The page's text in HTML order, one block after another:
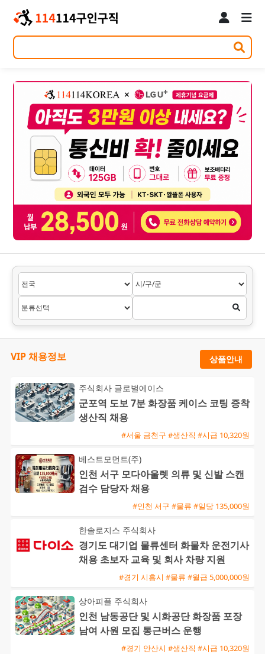
VIP 채용정보 상품안내
주식회사 글로벌에이스
군포역 도보 7분 화장품 케이스 코팅 증착
생산직 채용
#서울 금천구 #생산직 #시급 10,320원
베스트모먼트(주)
인천 서구 모다아울렛 의류 및 신발 스캔
검수 담당자 채용
#인천 서구 #물류 #일당 135,000원
한솔로지스 주식회사
경기도 대기업 물류센터 화물차 운전기사
채용 초보자 교육 및 회사 차량 지원
#경기 시흥시 #물류 #월급 5,000,000원
상아피플 주식회사
인천 남동공단 및 시화공단 화장품 포장
남여 사원 모집 통근버스 운행
#경기 안산시 #생산직 #시급 10,320원